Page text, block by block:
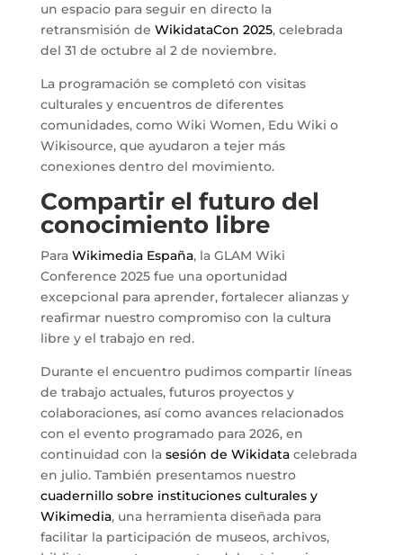
un espacio para seguir en directo la
retransmisión de WikidataCon 2025, celebrada
del 31 de octubre al 2 de noviembre.
La programación se completó con visitas
culturales y encuentros de diferentes
comunidades, como Wiki Women, Edu Wiki o
Wikisource, que ayudaron a tejer más
conexiones dentro del movimiento.
Compartir el futuro del
conocimiento libre
Para Wikimedia España, la GLAM Wiki
Conference 2025 fue una oportunidad
excepcional para aprender, fortalecer alianzas y
reafirmar nuestro compromiso con la cultura
libre y el trabajo en red.
Durante el encuentro pudimos compartir líneas
de trabajo actuales, futuros proyectos y
colaboraciones, así como avances relacionados
con el evento programado para 2026, en
continuidad con la sesión de Wikidatacelebrada
en julio. También presentamos nuestro
cuadernillo sobre instituciones culturales y
Wikimedia, una herramienta diseñada para
facilitar la participación de museos, archivos,